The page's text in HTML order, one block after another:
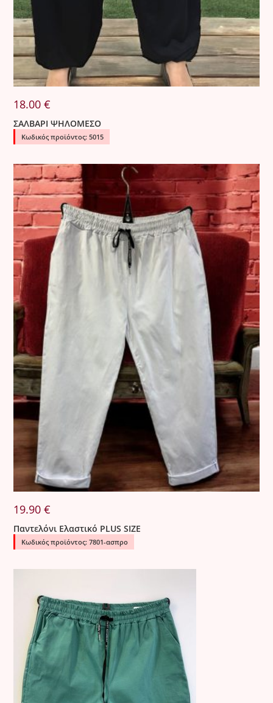
18.00€
ΣΑΛΒΑΡΙ ΨΗΛΟΜΕΣΟ
Κωδικός προϊόντος: 5015
19.90€
Παντελόνι Ελαστικό PLUS SIZE
Κωδικός προϊόντος: 7801-ασπρο